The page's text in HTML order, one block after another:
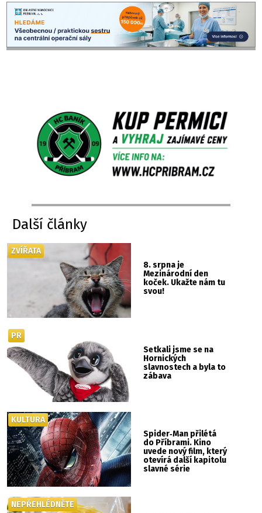
Další články
8. srpna je
Mezinárodní den
koček. Ukažte nám tu
svou!
ZVÍŘATA
Setkali jsme se na
Hornických
slavnostech a byla to
zábava
PR
Spider‑Man přilétá
do Příbrami. Kino
uvede nový film, který
otevírá další kapitolu
slavné série
KULTURA
NEPŘEHLÉDNĚTE